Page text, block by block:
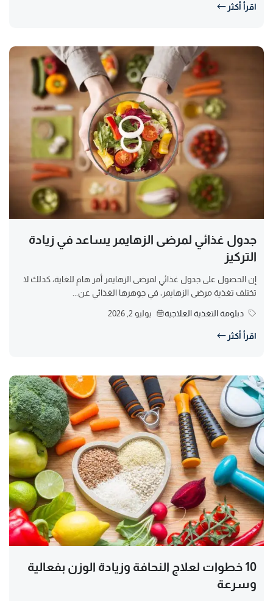
اقرأ أكثر
جدول غذائي لمرضى الزهايمر يساعد في زيادة
التركيز
إن الحصول على جدول غذائي لمرضى الزهايمر أمر هام للغاية، كذلك لا
تختلف تغذية مرضى الزهايمر، في جوهرها الغذائي عن...
دبلومة التغذية العلاجية يوليو 2, 2026
اقرأ أكثر
10 خطوات لعلاج النحافة وزيادة الوزن بفعالية
وسرعة